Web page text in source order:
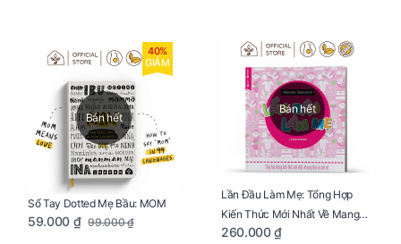
Bán hết
40%
GIẢM
Sổ Tay Dotted Mẹ Bầu: MOM
59.000 ₫ 99.000 ₫
Bán hết
Lần Đầu Làm Mẹ: Tổng Hợp
Kiến Thức Mới Nhất Về Mang
Thai Và Sinh Nở Cho Mẹ Bầu
260.000 ₫